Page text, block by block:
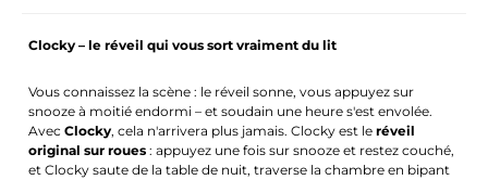
Clocky – le réveil qui vous sort vraiment du lit
Vous connaissez la scène : le réveil sonne, vous appuyez sur
snooze à moitié endormi – et soudain une heure s'est envolée.
AvecClocky, cela n'arrivera plus jamais. Clocky est leréveil
original sur roues : appuyez une fois sur snooze et restez couché,
et Clocky saute de la table de nuit, traverse la chambre en bipant